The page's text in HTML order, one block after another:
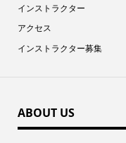
インストラクター
アクセス
インストラクター募集
ABOUT US